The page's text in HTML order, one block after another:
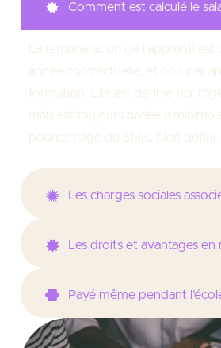
Comment est calculé le
La rémunération de l’apprenti est
année contractuelle, et non par
formation. Elle est définie par
mais est toujours basée a minima
pourcentage du SMIC bien défini.
Les charges sociales
Les droits et avantages en
Payé même pendant